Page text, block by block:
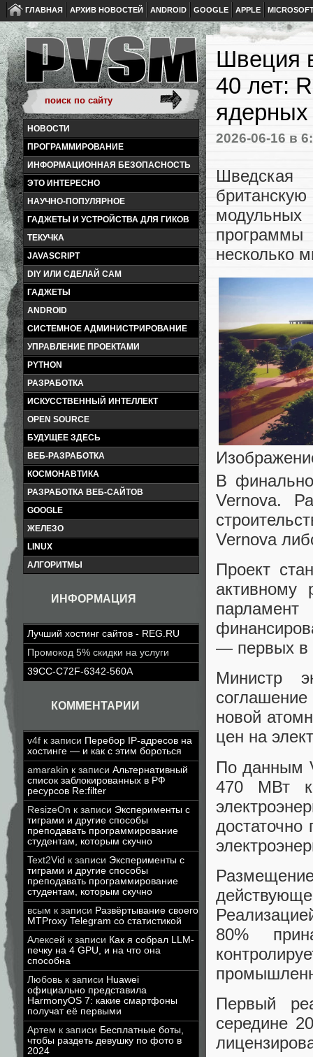
ГЛАВНАЯ АРХИВ НОВОСТЕЙ ANDROID GOOGLE APPLE
НОВОСТИ
ПРОГРАММИРОВАНИЕ
ИНФОРМАЦИОННАЯ БЕЗОПАСНОСТЬ
ЭТО ИНТЕРЕСНО
НАУЧНО-ПОПУЛЯРНОЕ
ГАДЖЕТЫ И УСТРОЙСТВА ДЛЯ ГИКОВ
ТЕКУЧКА
JAVASCRIPT
DIY ИЛИ СДЕЛАЙ САМ
ГАДЖЕТЫ
ANDROID
СИСТЕМНОЕ АДМИНИСТРИРОВАНИЕ
УПРАВЛЕНИЕ ПРОЕКТАМИ
PYTHON
РАЗРАБОТКА
ИСКУССТВЕННЫЙ ИНТЕЛЛЕКТ
OPEN SOURCE
БУДУЩЕЕ ЗДЕСЬ
ВЕБ-РАЗРАБОТКА
КОСМОНАВТИКА
РАЗРАБОТКА ВЕБ-САЙТОВ
GOOGLE
ЖЕЛЕЗО
LINUX
АЛГОРИТМЫ
ИНФОРМАЦИЯ
Лучший хостинг сайтов - REG.RU
Промокод 5% скидки на услуги
39CC-C72F-6342-560A
КОММЕНТАРИИ
v4f к записи Перебор IP-адресов на
хостинге — и как с этим бороться
amarakin к записи Альтернативный
список заблокированных в РФ
ресурсов Re:filter
ResizeOn к записи Эксперименты с
тиграми и другие способы
преподавать программирование
студентам, которым скучно
Text2Vid к записи Эксперименты с
тиграми и другие способы
преподавать программирование
студентам, которым скучно
всым к записи Развёртывание своего
MTProxy Telegram со статистикой
Алексей к записи Как я собрал LLM-
печку на 4 GPU, и на что она
способна
Любовь к записи Huawei
официально представила
HarmonyOS 7: какие смартфоны
получат её первыми
Артем к записи Бесплатные боты,
чтобы раздеть девушку по фото в
2024
Швеция
40 лет:
ядерных
2026-06-16 в
Шведская
несколько
В
Vernova.
Vernova
Проект
активному
— первых в
Министр
новой
цен на
По данным
470 МВт
достаточно
80%
Первый
середине